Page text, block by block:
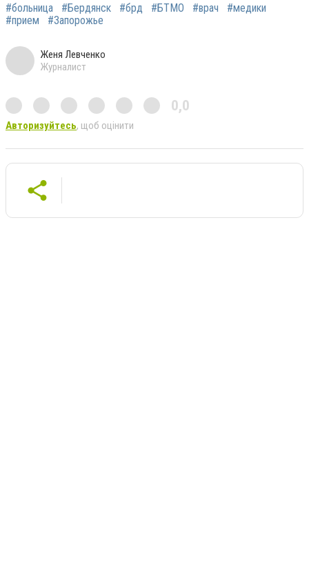
#больница #Бердянск #брд #БТМО #врач
#медики
#прием
#Запорожье
Женя Левченко
Журналист
0,0
Авторизуйтесь, щоб оцінити